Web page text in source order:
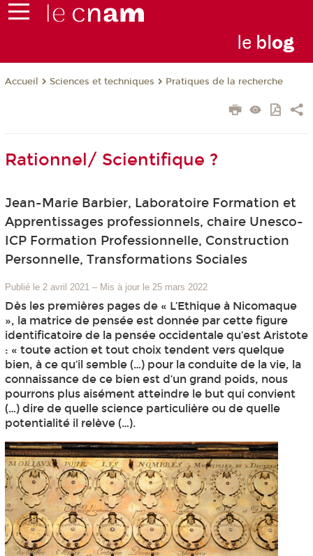
le blog
Accueil Sciences et techniques Pratiques de la recherche
Rationnel/ Scientifique ?
Jean-Marie Barbier, Laboratoire Formation et
Apprentissages professionnels, chaire Unesco-
ICP Formation Professionnelle, Construction
Personnelle, Transformations Sociales
Publié le 2 avril 2021 – Mis à jour le 25 mars 2022
Dès les premières pages de « L’Ethique à Nicomaque
», la matrice de pensée est donnée par cette figure
identificatoire de la pensée occidentale qu’est Aristote
: « toute action et tout choix tendent vers quelque
bien, à ce qu’il semble (…) pour la conduite de la vie, la
connaissance de ce bien est d’un grand poids, nous
pourrons plus aisément atteindre le but qui convient
(…) dire de quelle science particulière ou de quelle
potentialité il relève (…).